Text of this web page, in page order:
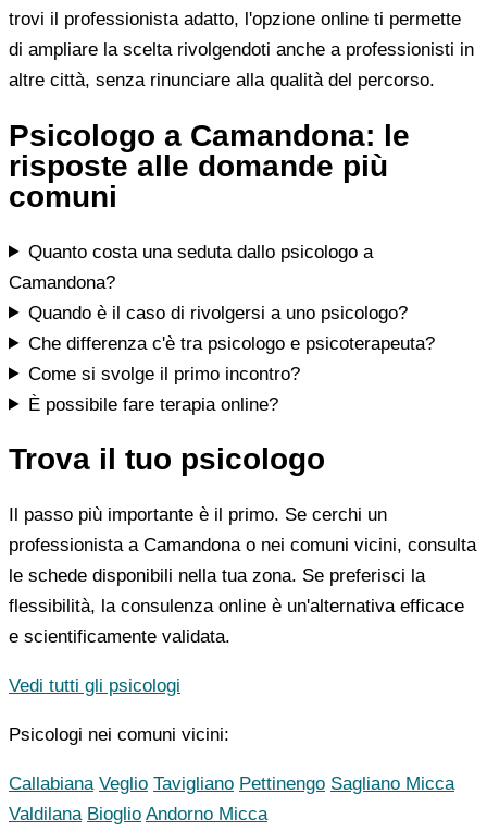
trovi il professionista adatto, l'opzione online ti permette
di ampliare la scelta rivolgendoti anche a professionisti in
altre città, senza rinunciare alla qualità del percorso.
Psicologo a Camandona: le
risposte alle domande più
comuni
Quanto costa una seduta dallo psicologo a
Camandona?
Quando è il caso di rivolgersi a uno psicologo?
Che differenza c'è tra psicologo e psicoterapeuta?
Come si svolge il primo incontro?
È possibile fare terapia online?
Trova il tuo psicologo
Il passo più importante è il primo. Se cerchi un
professionista a Camandona o nei comuni vicini, consulta
le schede disponibili nella tua zona. Se preferisci la
flessibilità, la consulenza online è un'alternativa efficace
e scientificamente validata.
Vedi tutti gli psicologi
Psicologi nei comuni vicini:
Callabiana Veglio Tavigliano Pettinengo Sagliano Micca
Valdilana Bioglio Andorno Micca